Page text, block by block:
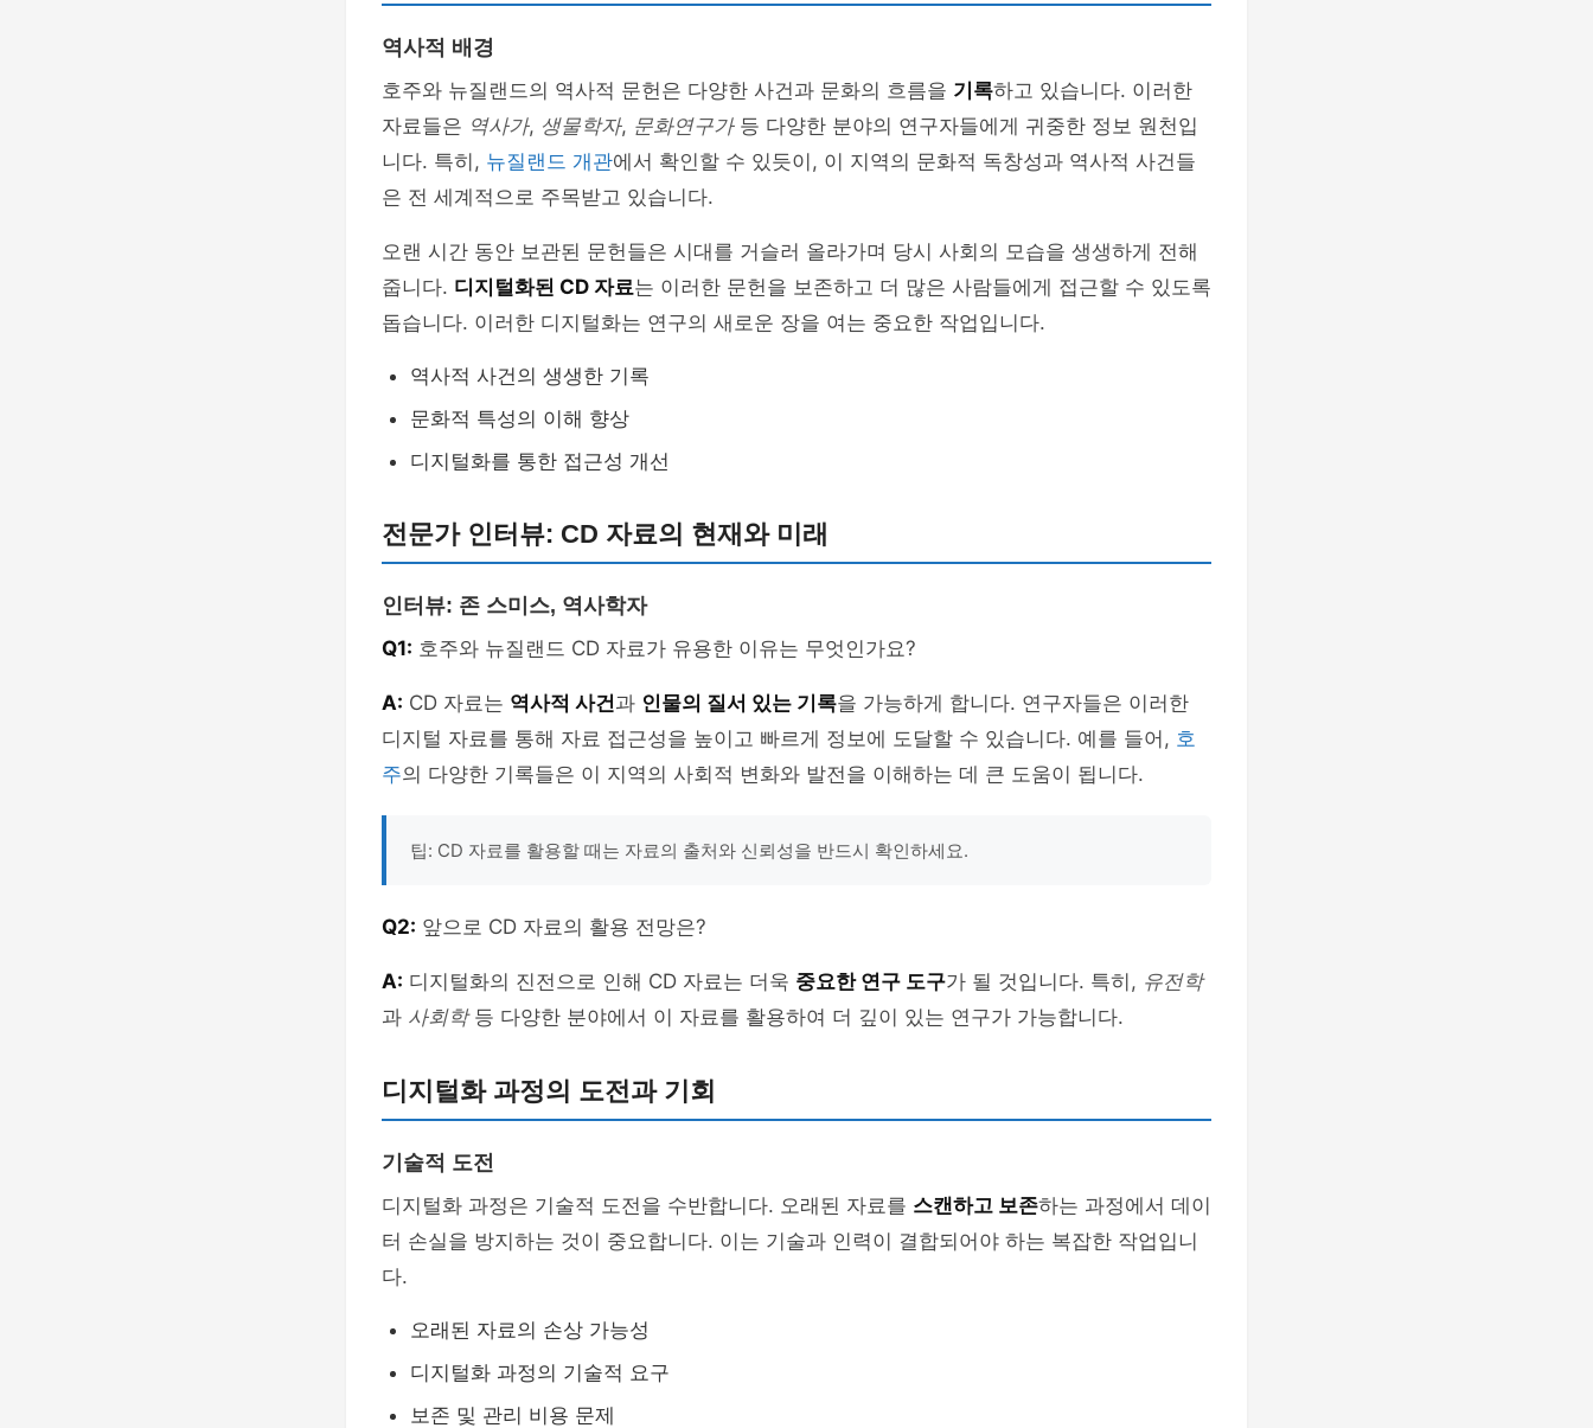
역사적 배경
호주와 뉴질랜드의 역사적 문헌은 다양한 사건과 문화의 흐름을 기록하고 있습니다. 이러한
자료들은 역사가, 생물학자, 문화연구가등 다양한 분야의 연구자들에게 귀중한 정보 원천입
니다. 특히, 뉴질랜드 개관에서 확인할 수 있듯이, 이 지역의 문화적 독창성과 역사적 사건들
은 전 세계적으로 주목받고 있습니다.
오랜 시간 동안 보관된 문헌들은 시대를 거슬러 올라가며 당시 사회의 모습을 생생하게 전해
줍니다. 디지털화된 CD 자료는 이러한 문헌을 보존하고 더 많은 사람들에게 접근할 수 있도록
돕습니다. 이러한 디지털화는 연구의 새로운 장을 여는 중요한 작업입니다.
역사적 사건의 생생한 기록
문화적 특성의 이해 향상
디지털화를 통한 접근성 개선
전문가 인터뷰: CD 자료의 현재와 미래
인터뷰: 존 스미스, 역사학자
Q1: 호주와 뉴질랜드 CD 자료가 유용한 이유는 무엇인가요?
A: CD 자료는 역사적 사건과 인물의 질서 있는 기록을 가능하게 합니다. 연구자들은 이러한
디지털 자료를 통해 자료 접근성을 높이고 빠르게 정보에 도달할 수 있습니다. 예를 들어, 호
주의 다양한 기록들은 이 지역의 사회적 변화와 발전을 이해하는 데 큰 도움이 됩니다.
팁: CD 자료를 활용할 때는 자료의 출처와 신뢰성을 반드시 확인하세요.
Q2: 앞으로 CD 자료의 활용 전망은?
A: 디지털화의 진전으로 인해 CD 자료는 더욱 중요한 연구 도구가 될 것입니다. 특히, 유전학
과 사회학등 다양한 분야에서 이 자료를 활용하여 더 깊이 있는 연구가 가능합니다.
디지털화 과정의 도전과 기회
기술적 도전
디지털화 과정은 기술적 도전을 수반합니다. 오래된 자료를 스캔하고 보존하는 과정에서 데이
터 손실을 방지하는 것이 중요합니다. 이는 기술과 인력이 결합되어야 하는 복잡한 작업입니
다.
오래된 자료의 손상 가능성
디지털화 과정의 기술적 요구
보존 및 관리 비용 문제